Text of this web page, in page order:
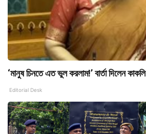
‘মানুষ চিনতে এত ভুল করলাম!’ বার্তা দিলেন কাকলি
Editorial Desk